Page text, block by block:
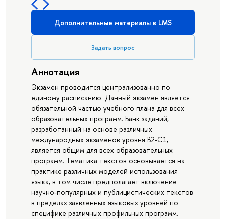
Дополнительные материалы в LMS
Задать вопрос
Аннотация
Экзамен проводится централизованно по
единому расписанию. Данный экзамен является
обязательной частью учебного плана для всех
образовательных программ. Банк заданий,
разработанный на основе различных
международных экзаменов уровня В2-С1,
является общим для всех образовательных
программ. Тематика текстов основывается на
практике различных моделей использования
языка, в том числе предполагает включение
научно-популярных и публицистических текстов
в пределах заявленных языковых уровней по
специфике различных профильных программ.